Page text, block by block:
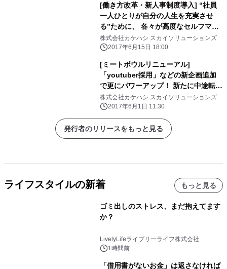
[働き方改革・新人事制度導入] “社員
一人ひとりが自分の人生を充実させ
る”ために、 各々が高度なセルフマネ
ジメント力を身に付け、 高い生産性を
実現することを目指します。
株式会社カケハシ スカイソリューションズ
2017年6月15日 18:00
[ミートボウルリニューアル]
「youtuber採用」などの新企画追加
で更にパワーアップ！ 新たに中途転職
者を対象とした 「オトナのミートボウ
ル転職」サービスも開始いたしまし
た。
株式会社カケハシ スカイソリューションズ
2017年6月1日 11:30
発行者のリリースをもっと見る
ライフスタイルの新着 もっと見る
ゴミ出しのストレス、まだ抱えてます
か？
LivelyLifeライブリーライフ株式会社
1時間前
「借用書がないお金」は返さなければ